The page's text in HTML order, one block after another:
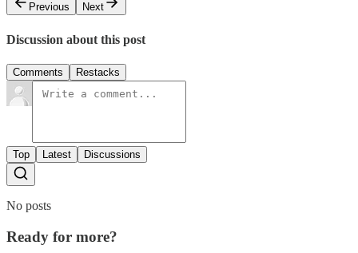
Previous
Next
Discussion about this post
Comments Restacks
Top Latest Discussions
No posts
Ready for more?